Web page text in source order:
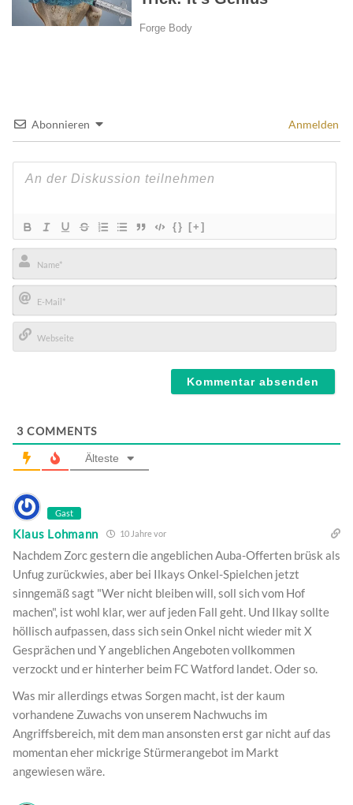
Abonnieren Anmelden
{} [+]
Name*
E-
Mail*
3 COMMENTS
Älteste
Gast
Klaus Lohmann 10 Jahre vor
Nachdem Zorc gestern die angeblichen Auba-Offerten brüsk als
Unfug zurückwies, aber bei Ilkays Onkel-Spielchen jetzt
sinngemäß sagt "Wer nicht bleiben will, soll sich vom Hof
machen", ist wohl klar, wer auf jeden Fall geht. Und Ilkay sollte
höllisch aufpassen, dass sich sein Onkel nicht wieder mit X
Gesprächen und Y angeblichen Angeboten vollkommen
verzockt und er hinterher beim FC Watford landet. Oder so.
Was mir allerdings etwas Sorgen macht, ist der kaum
vorhandene Zuwachs von unserem Nachwuchs im
Angriffsbereich, mit dem man ansonsten erst gar nicht auf das
momentan eher mickrige Stürmerangebot im Markt
angewiesen wäre.